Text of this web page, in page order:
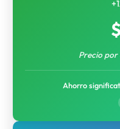
$
Precio
Ahorro